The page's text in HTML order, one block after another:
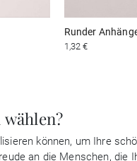
Runder
1,32 €
können, um Ihre
an die Menschen, die